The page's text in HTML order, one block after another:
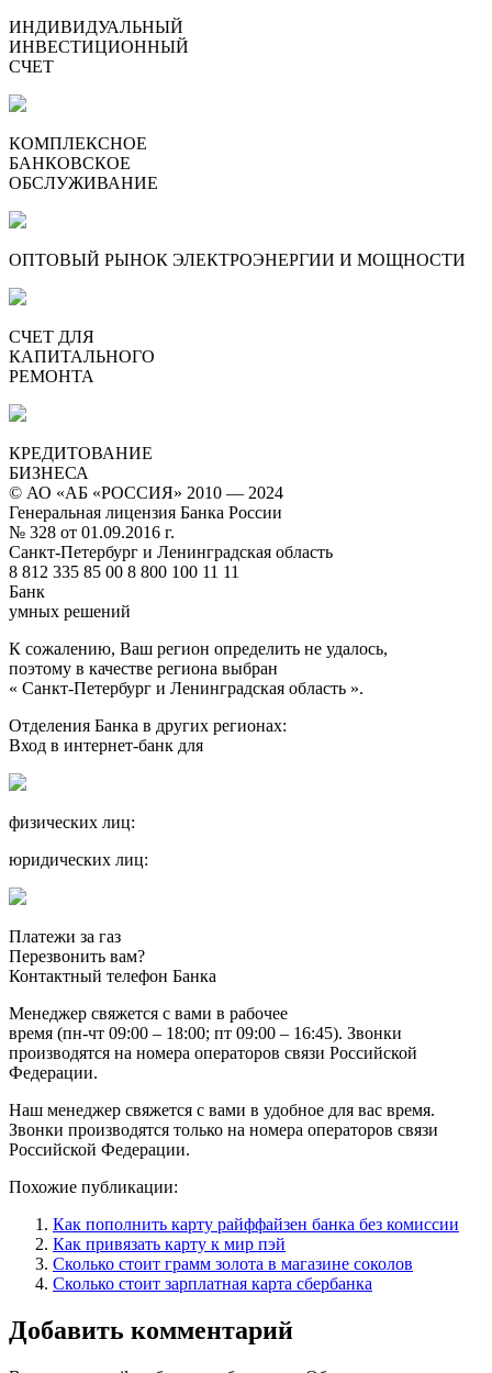
ИНДИВИДУАЛЬНЫЙ
ИНВЕСТИЦИОННЫЙ
СЧЕТ
КОМПЛЕКСНОЕ
БАНКОВСКОЕ
ОБСЛУЖИВАНИЕ
ОПТОВЫЙ РЫНОК ЭЛЕКТРОЭНЕРГИИ И МОЩНОСТИ
СЧЕТ ДЛЯ
КАПИТАЛЬНОГО
РЕМОНТА
КРЕДИТОВАНИЕ
БИЗНЕСА
© АО «АБ «РОССИЯ» 2010 — 2024
Генеральная лицензия Банка России
№ 328 от 01.09.2016 г.
Санкт-Петербург и Ленинградская область
8 812 335 85 00 8 800 100 11 11
Банк
умных решений
К сожалению, Ваш регион определить не удалось,
поэтому в качестве региона выбран
« Санкт-Петербург и Ленинградская область ».
Отделения Банка в других регионах:
Вход в интернет-банк для
физических лиц:
юридических лиц:
Платежи за газ
Перезвонить вам?
Контактный телефон Банка
Менеджер свяжется с вами в рабочее
время (пн-чт 09:00 – 18:00; пт 09:00 – 16:45). Звонки
производятся на номера операторов связи Российской
Федерации.
Наш менеджер свяжется с вами в удобное для вас время.
Звонки производятся только на номера операторов связи
Российской Федерации.
Похожие публикации:
Как пополнить карту райффайзен банка без комиссии
Как привязать карту к мир пэй
Сколько стоит грамм золота в магазине соколов
Сколько стоит зарплатная карта сбербанка
Добавить комментарий